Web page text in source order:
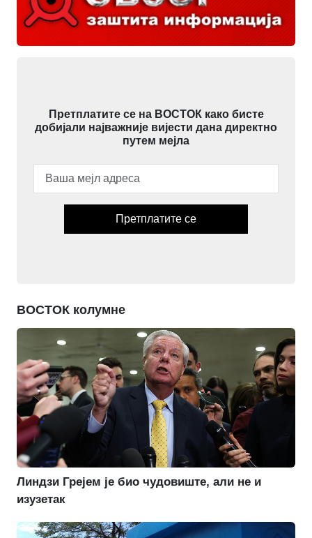
Претплатите се на ВОСТОК како бисте
добијали најважније вијести дана директно
путем мејла
Претплатите се
ВОСТОК колумне
Линдзи Грејем је био чудовиште, али не и
изузетак